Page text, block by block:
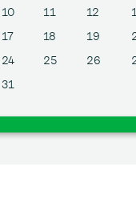
10 11 12
17 18 19
24 25 26
31